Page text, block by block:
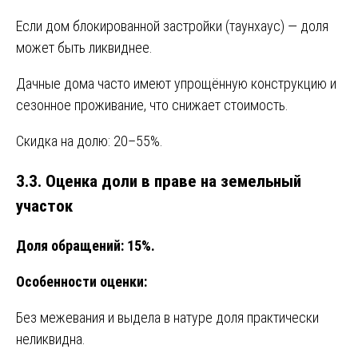
Если дом блокированной застройки (таунхаус) — доля
может быть ликвиднее.
Дачные дома часто имеют упрощённую конструкцию и
сезонное проживание, что снижает стоимость.
Скидка на долю: 20–55%.
3.3. Оценка доли в праве на земельный
участок
Доля обращений: 15%.
Особенности оценки:
Без межевания и выдела в натуре доля практически
неликвидна.